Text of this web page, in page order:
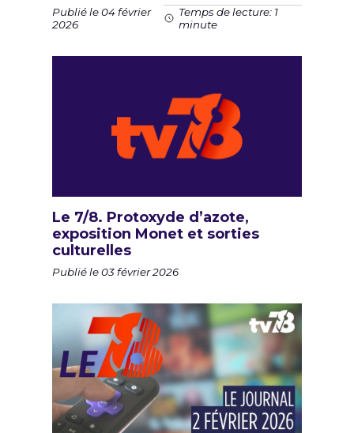
Publié le 04 février
2026
Temps de lecture: 1
minute
Le 7/8. Protoxyde d’azote,
exposition Monet et sorties
culturelles
Publié le 03 février 2026